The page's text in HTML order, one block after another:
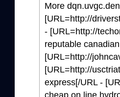
More
[URL=http://
- [URL=http://
reputable
[URL=http://
[URL=http://
express[/URL -
cheap on line